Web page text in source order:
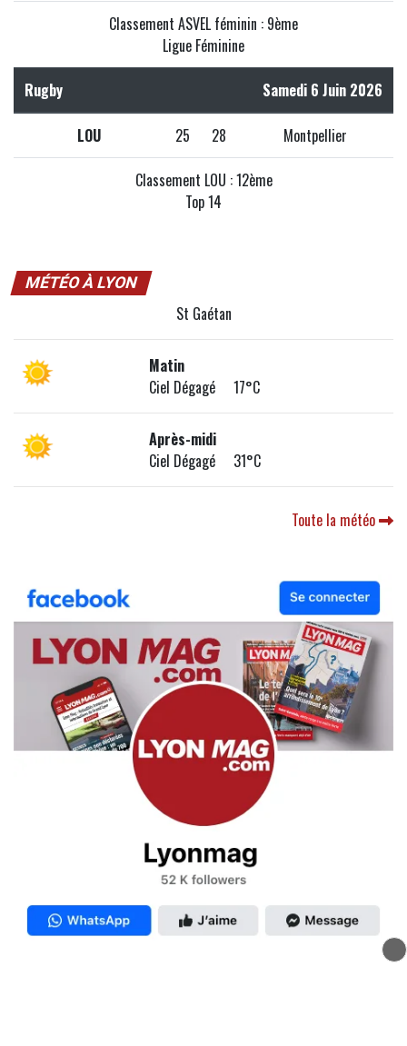
Classement ASVEL féminin : 9ème
Ligue Féminine
Rugby Samedi 6 Juin 2026
LOU 25 28 Montpellier
Classement LOU : 12ème
Top 14
MÉTÉO À LYON
St Gaétan
Matin
Ciel Dégagé 17°C
Après-midi
Ciel Dégagé 31°C
Toute la météo